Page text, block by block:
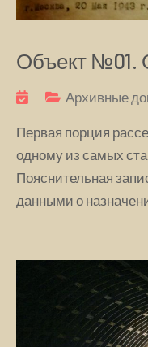
Объект №01.
Архивные
Первая порция
одному из самых
Пояснительная
данными о